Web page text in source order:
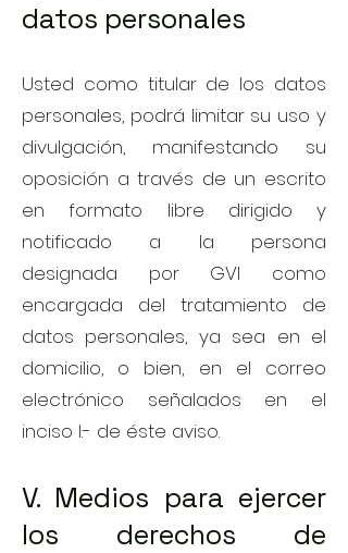
datos personales
Usted como titular de los datos
personales, podrá limitar su uso y
divulgación, manifestando su
oposición a través de un escrito
en formato libre dirigido y
notificado a la persona
designada por GVI como
encargada del tratamiento de
datos personales, ya sea en el
domicilio, o bien, en el correo
electrónico señalados en el
inciso I.- de éste aviso.
V. Medios para ejercer
los derechos de